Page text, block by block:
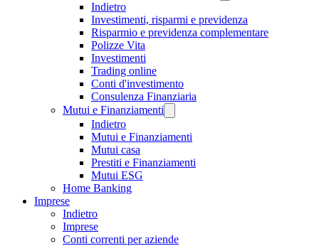
Indietro
Investimenti, risparmi e previdenza
Risparmio e previdenza complementare
Polizze Vita
Investimenti
Trading online
Conti d'investimento
Consulenza Finanziaria
Mutui e Finanziamenti
Indietro
Mutui e Finanziamenti
Mutui casa
Prestiti e Finanziamenti
Mutui ESG
Home Banking
Imprese
Indietro
Imprese
Conti correnti per aziende